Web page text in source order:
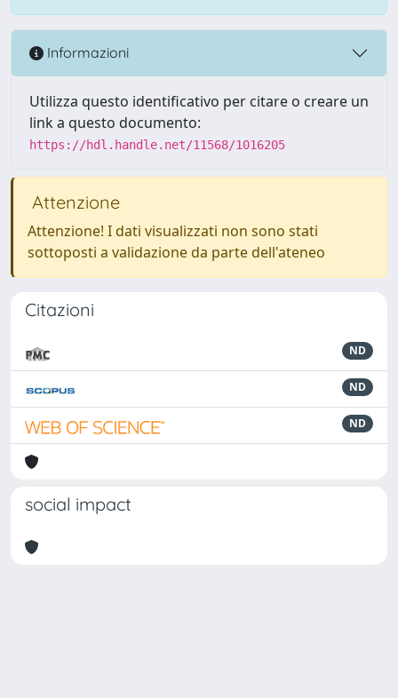
Informazioni
Utilizza questo identificativo per citare o creare un
link a questo documento:
https://hdl.handle.net/11568/1016205
Attenzione
Attenzione! I dati visualizzati non sono stati
sottoposti a validazione da parte dell'ateneo
Citazioni
ND
ND
ND
social impact